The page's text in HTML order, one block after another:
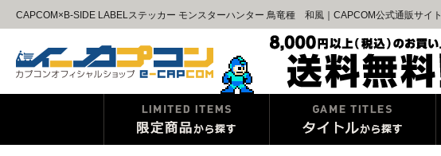
CAPCOM×B-SIDE LABELステッカー モンスターハンター 鳥竜種 和風｜CAPCOM公式通販サイト